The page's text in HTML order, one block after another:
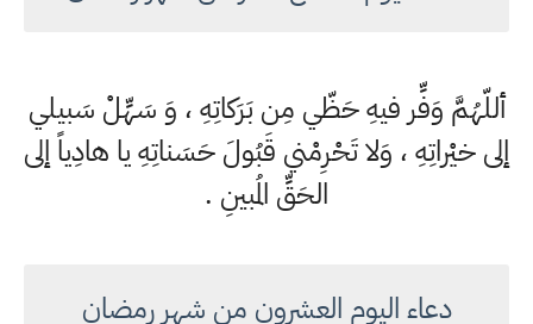
أللّهُمَّ وَفِّر فيهِ حَظّي مِن بَرَكاتِهِ ، وَ سَهِّلْ سَبيلي
إلى خيْراتِهِ ، وَلا تَحْرِمْني قَبُولَ حَسَناتِهِ يا هادِياً إلى
الحَقِّ المُبينِ .
دعاء اليوم العشرون من شهر رمضان